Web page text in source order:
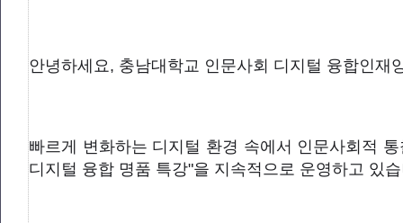
안녕하세요, 충남대학교 인문사회 디지털 융합인재
빠르게 변화하는 디지털 환경 속에서 인문사회적
디지털 융합 명품 특강"을 지속적으로 운영하고 있